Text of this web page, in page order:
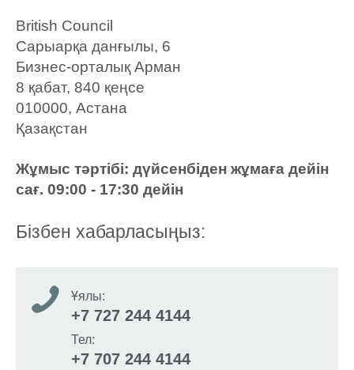
British Council
Сарыарқа данғылы, 6
Бизнес-орталық Арман
8 қабат, 840 қеңсе
010000, Астана
Қазақстан
Жұмыс тәртібі: дүйсенбіден жұмаға дейін
сағ. 09:00 - 17:30 дейін
Бізбен хабарласыңыз:
Ұялы:
+7 727 244 4144
Тел:
+7 707 244 4144